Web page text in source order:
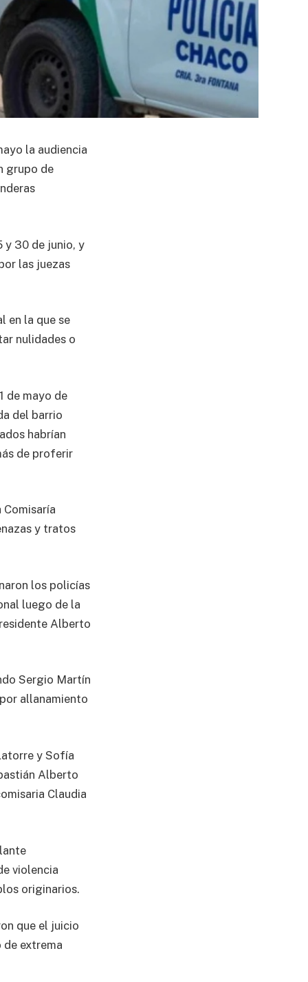
la audiencia
grupo de
y 30 de junio, y
las juezas
en la que se
nulidades o
de mayo de
del barrio
habrían
de proferir
y tratos
los policías
luego de la
Alberto
Sergio Martín
allanamiento
y Sofía
Alberto
Claudia
violencia
originarios.
que el juicio
extrema